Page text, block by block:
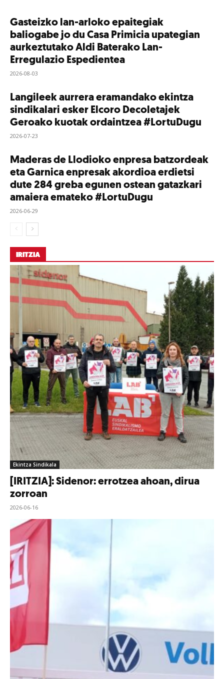
Gasteizko lan-arloko epaitegiak
baliogabe jo du Casa Primicia upategian
aurkeztutako Aldi Baterako Lan-
Erregulazio Espedientea
2026-08-03
Langileek aurrera eramandako ekintza
sindikalari esker Elcoro Decoletajek
Geroako kuotak ordaintzea #LortuDugu
2026-07-23
Maderas de Llodioko enpresa batzordeak
eta Garnica enpresak akordioa erdietsi
dute 284 greba egunen ostean gatazkari
amaiera emateko #LortuDugu
2026-06-29
IRITZIA
Ekintza Sindikala
[IRITZIA]: Sidenor: errotzea ahoan, dirua
zorroan
2026-06-16